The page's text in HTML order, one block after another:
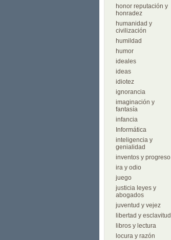
honor reputación y
honradez
humanidad y
civilización
humildad
humor
ideales
ideas
idiotez
ignorancia
imaginación y
fantasía
infancia
Informática
inteligencia y
genialidad
inventos y progreso
ira y odio
juego
justicia leyes y
abogados
juventud y vejez
libertad y esclavitud
libros y lectura
locura y razón